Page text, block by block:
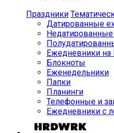
Праздники
Датированные
Ежедневники на
Блокноты
Еженедельники
Папки
Планинги
Телефонные и
Ежедневники с